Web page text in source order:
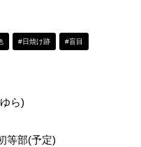
#日焼け跡 #盲目
ら)
等部(予定)